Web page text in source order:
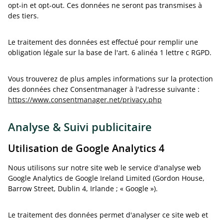
opt-in et opt-out. Ces données ne seront pas transmises à
des tiers.
Le traitement des données est effectué pour remplir une
obligation légale sur la base de l'art. 6 alinéa 1 lettre c RGPD.
Vous trouverez de plus amples informations sur la protection
des données chez Consentmanager à l'adresse suivante :
https://www.consentmanager.net/privacy.php
Analyse & Suivi publicitaire
Utilisation de Google Analytics 4
Nous utilisons sur notre site web le service d'analyse web
Google Analytics de Google Ireland Limited (Gordon House,
Barrow Street, Dublin 4, Irlande ; « Google »).
Le traitement des données permet d'analyser ce site web et